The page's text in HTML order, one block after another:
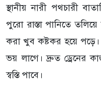
স্থানীয় নারী পথচারী
পুরো রাস্তা পানিতে
করা খুব কষ্টকর হয়ে পড়ে।
ভয় লাগে। দ্রুত ড্রেনের
স্বস্তি পাবে।